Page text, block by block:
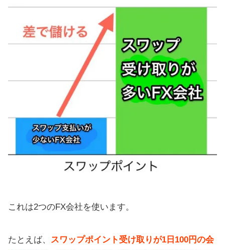
これは2つのFX会社を使います。
たとえば、 スワップポイント受け取りが1日100円の会